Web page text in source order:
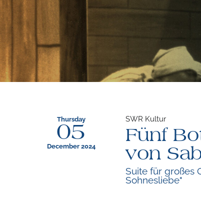
Thursday
05
December 2024
SWR Kultur
Fünf
von
Suite für großes
Sohnesliebe"